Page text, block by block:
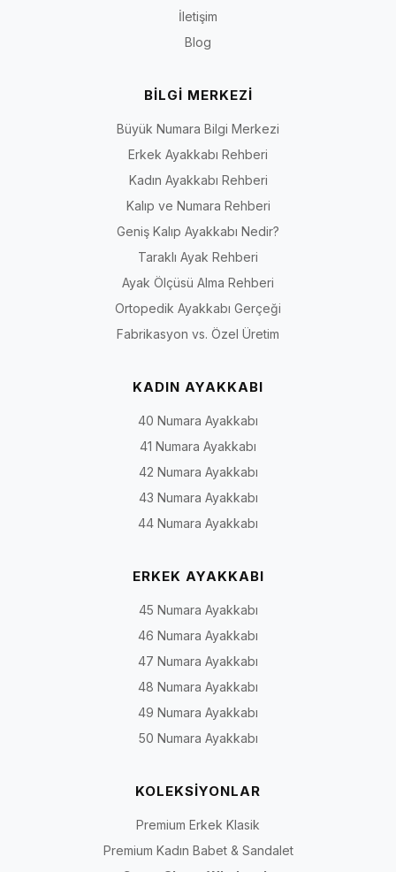
İletişim
Blog
BİLGİ MERKEZİ
Büyük Numara Bilgi Merkezi
Erkek Ayakkabı Rehberi
Kadın Ayakkabı Rehberi
Kalıp ve Numara Rehberi
Geniş Kalıp Ayakkabı Nedir?
Taraklı Ayak Rehberi
Ayak Ölçüsü Alma Rehberi
Ortopedik Ayakkabı Gerçeği
Fabrikasyon vs. Özel Üretim
KADIN AYAKKABI
40 Numara Ayakkabı
41 Numara Ayakkabı
42 Numara Ayakkabı
43 Numara Ayakkabı
44 Numara Ayakkabı
ERKEK AYAKKABI
45 Numara Ayakkabı
46 Numara Ayakkabı
47 Numara Ayakkabı
48 Numara Ayakkabı
49 Numara Ayakkabı
50 Numara Ayakkabı
KOLEKSİYONLAR
Premium Erkek Klasik
Premium Kadın Babet & Sandalet